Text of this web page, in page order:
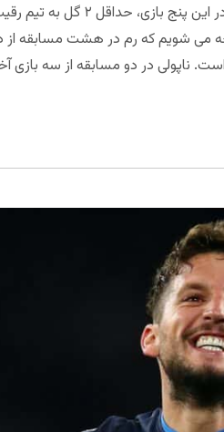
آاس رم پنج مسابقه پیاپی را در